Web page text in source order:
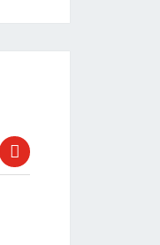
youtube